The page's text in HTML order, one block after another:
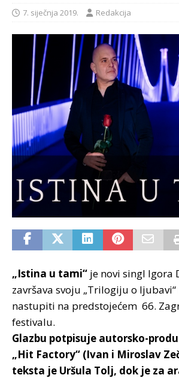
7. siječnja 2019. Redakcija
„Istina u tami“ je novi singl Igora
završava svoju „Trilogiju o
nastupiti na predstojećem 66.
festivalu.
Glazbu potpisuje autorsko-
„Hit Factory“ (Ivan i Miroslav
teksta je Uršula Tolj, dok je za